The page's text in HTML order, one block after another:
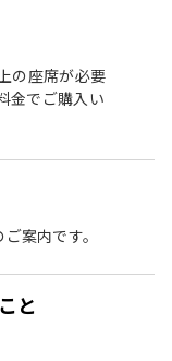
の座席が必要
金でご購入い
案内です。
と